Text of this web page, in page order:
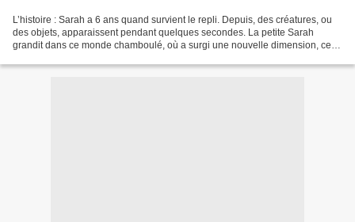
L’histoire : Sarah a 6 ans quand survient le repli. Depuis, des créatures, ou
des objets, apparaissent pendant quelques secondes. La petite Sarah
grandit dans ce monde chamboulé, où a surgi une nouvelle dimension, celle